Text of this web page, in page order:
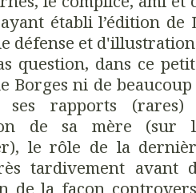
établi l’édition de
défense et
question, dans ce
Borges ni de beaucoup
ses rapports
de sa mère
le rôle de la
tardivement avant